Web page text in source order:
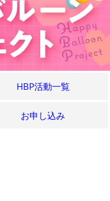
HBP活動一覧
お申し込み